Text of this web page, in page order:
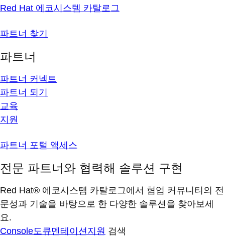
Red Hat 에코시스템 카탈로그
파트너 찾기
파트너
파트너 커넥트
파트너 되기
교육
지원
파트너 포털 액세스
전문 파트너와 협력해 솔루션 구현
Red Hat® 에코시스템 카탈로그에서 협업 커뮤니티의 전
문성과 기술을 바탕으로 한 다양한 솔루션을 찾아보세
요.
Console도큐멘테이션지원 검색